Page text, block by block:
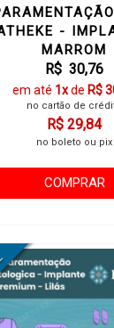
-
MARROM
R$ 30,76
em até 1xde R$
no cartão de
R$ 29,84
no boleto ou pix
COMPRAR